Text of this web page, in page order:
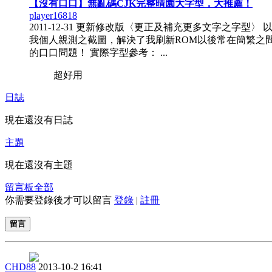
【沒有口口】無亂碼CJK完整晴園大字型，大推薦！
player16818
2011-12-31 更新修改版〈更正及補充更多文字之字型〉
我個人親測之截圖，解決了我刷新ROM以後常在簡繁之
的口口問題！ 實際字型參考： ...
超好用
日誌
現在還沒有日誌
主題
現在還沒有主題
留言板全部
你需要登錄後才可以留言 登錄 | 註冊
留言
CHD88 2013-10-2 16:41